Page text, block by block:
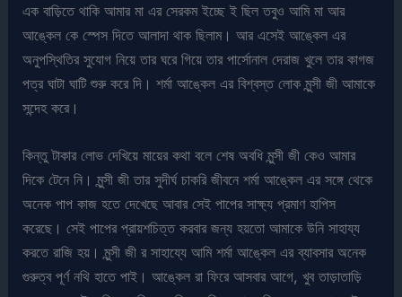
এক বাড়িতে থাকি আমার মা এর সেরকম ইচ্ছে ই ছিল তবুও আমি মা আর
আঙ্কেল কে স্পেস দিতে আলাদা থাক ছিলাম। আর এসেই আঙ্কেল এর
অনুপস্থিতির সুযোগ নিয়ে তার ঘরে গিয়ে তার পার্সোনাল দেরাজ খুলে তার কাগজ
পত্র ঘাটা ঘাটি শুরু করে দি। শর্মা আঙ্কেল এর বিশ্বস্ত লোক মুন্সী জী আমাকে
সন্দেহ করে।
কিন্তু টাকার লোভ দেখিয়ে মায়ের কথা বলে শেষ অবধি মুন্সী জী কেও আমার
দিকে টেনে নি। মুন্সী জী তার সুদীর্ঘ চাকরি জীবনে শর্মা আঙ্কেল এর সঙ্গে থেকে
অনেক পাপ কাজ হতে দেখেছে আবার সেই পাপের সাক্ষ্য প্রমাণ হাপিস
করেছে। সেই পাপের প্রায়শচিত্ত করবার জন্য হয়তো আমাকে উনি সাহায্য
করতে রাজি হয়। মুন্সী জী র সাহায্যে আমি শর্মা আঙ্কেল এর ব্যাবসার অনেক
গুরুত্ব পূর্ণ নথি হাতে পাই। আঙ্কেল রা ফিরে আসবার আগে, খুব তাড়াতাড়ি